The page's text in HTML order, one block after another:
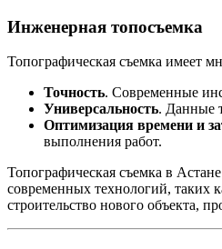
Инженерная топосъемка
Топографическая съемка имеет
Точность. Современные
Универсальность. Данные
Оптимизация времени и
выполнения работ.
Топографическая съемка в
современных технологий, таких
строительство нового объекта,